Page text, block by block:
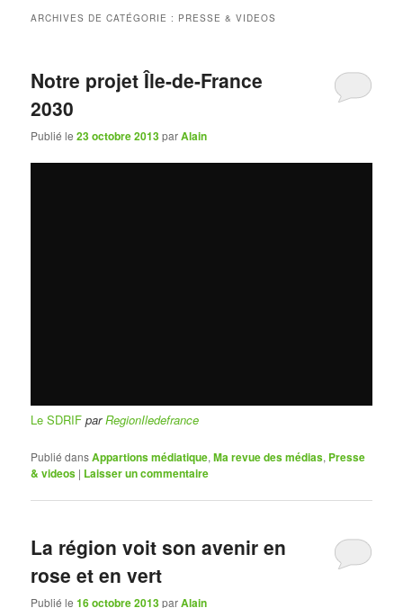
ARCHIVES DE CATÉGORIE : PRESSE & VIDEOS
Notre projet Île-de-France
2030
Publié le23 octobre 2013parAlain
Le SDRIF parRegionIledefrance
Publié dansAppartions médiatique,Ma revue des médias, Presse
& videos | Laisser un commentaire
La région voit son avenir en
rose et en vert
Publié le16 octobre 2013parAlain